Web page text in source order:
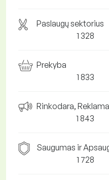
Paslaugų sektorius
1 328
Prekyba
1 833
Rinkodara,
1 843
Saugumas ir
1 728